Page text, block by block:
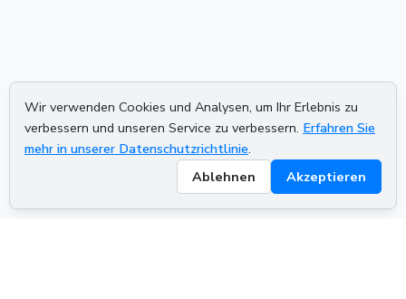
Wir verwenden Cookies und Analysen, um Ihr Erlebnis zu
verbessern und unseren Service zu verbessern. Erfahren Sie
mehr in unserer Datenschutzrichtlinie.
Ablehnen
Akzeptieren